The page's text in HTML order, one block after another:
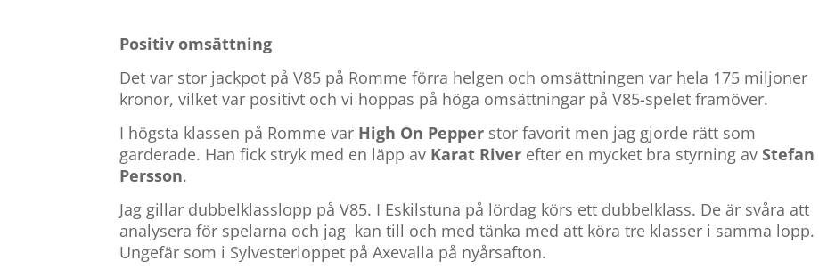
Positiv omsättning
Det var stor jackpot på V85 på Romme förra helgen och omsättningen var hela 175 miljoner
kronor, vilket var positivt och vi hoppas på höga omsättningar på V85-spelet framöver.
I högsta klassen på Romme var High On Pepper stor favorit men jag gjorde rätt som
garderade. Han fick stryk med en läpp av Karat River efter en mycket bra styrning avStefan
Persson.
Jag gillar dubbelklasslopp på V85. I Eskilstuna på lördag körs ett dubbelklass. De är svåra att
analysera för spelarna och jag kan till och med tänka med att köra tre klasser i samma lopp.
Ungefär som i Sylvesterloppet på Axevalla på nyårsafton.